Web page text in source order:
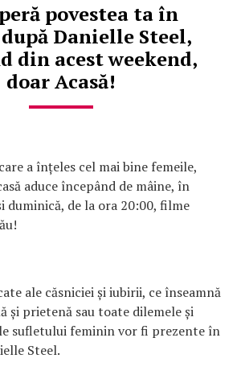
povestea ta în
Danielle Steel,
din acest weekend,
doar Acasă!
a înțeles cel mai bine femeile,
aduce începând de mâine, în
duminică, de la ora 20:00, filme
ale căsniciei și iubirii, ce înseamnă
și prietenă sau toate dilemele și
sufletului feminin vor fi prezente în
Steel.